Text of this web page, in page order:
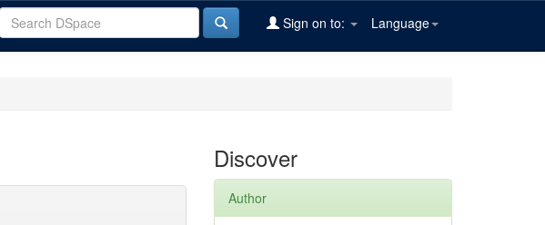
Language
Sign on to:
Discover
Author